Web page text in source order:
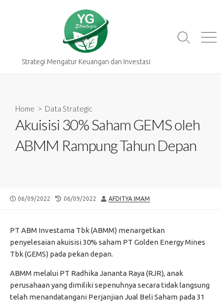
Strategi Mengatur Keuangan dan Investasi
Search
Home > Data Strategic
Akuisisi 30% Saham GEMS oleh
ABMM Rampung Tahun Depan
PUBLISHED
06/09/2022
LAST
06/09/2022 AUTHOR
AFDITYA IMAM
PT ABM Investama Tbk (ABMM) menargetkan
penyelesaian akuisisi 30% saham PT Golden Energy Mines
Tbk (GEMS) pada pekan depan.
ABMM melalui PT Radhika Jananta Raya (RJR), anak
perusahaan yang dimiliki sepenuhnya secara tidak langsung
telah menandatangani Perjanjian Jual Beli Saham pada 31